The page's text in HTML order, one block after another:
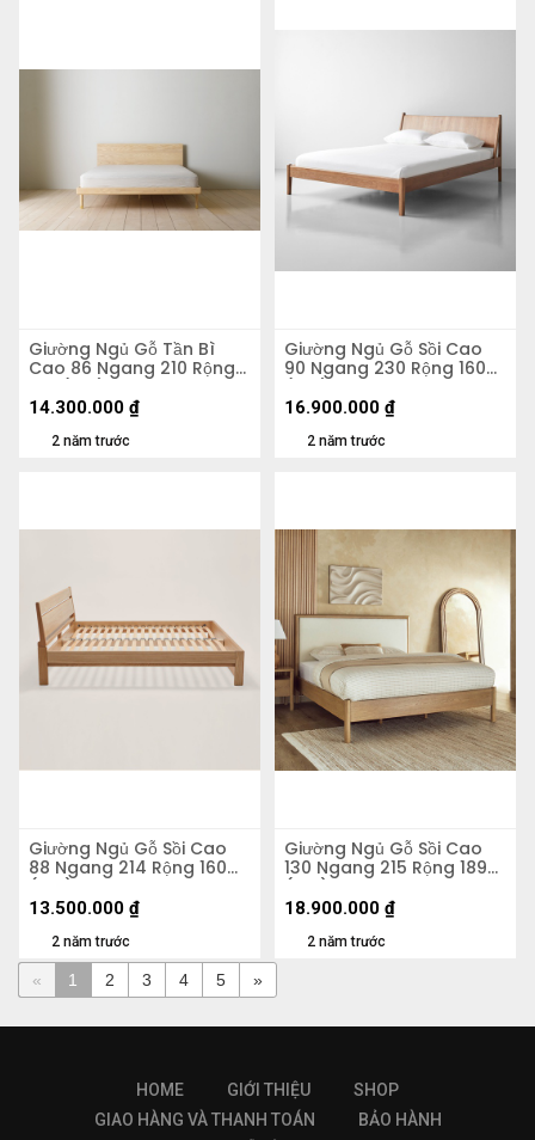
Giường Ngủ Gỗ Tần Bì
Cao 86 Ngang 210 Rộng
158 (cm)
2 năm trước
14.300.000 ₫
Giường Ngủ Gỗ Sồi Cao
90 Ngang 230 Rộng 160
(cm)
2 năm trước
16.900.000 ₫
Giường Ngủ Gỗ Sồi Cao
88 Ngang 214 Rộng 160
(cm)
2 năm trước
13.500.000 ₫
Giường Ngủ Gỗ Sồi Cao
130 Ngang 215 Rộng 189
(cm)
2 năm trước
18.900.000 ₫
« 1 2 3 4 5 »
HOME GIỚI THIỆU
SHOP
GIAO HÀNG VÀ THANH TOÁN
BẢO HÀNH